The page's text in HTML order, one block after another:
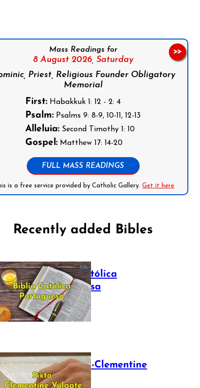
Mass Readings for
8 August 2026, Saturday
Priest, Religious Founder Obligatory
Memorial
First: Habakkuk 1: 12 - 2: 4
Psalm: Psalms 9: 8-9, 10-11, 12-13
Alleluia: Second Timothy 1: 10
Gospel: Matthew 17: 14-20
FULL MASS READINGS
is a free service provided by Catholic Gallery.Get it here
>>
Recently added Bibles
Bíblia Católica
Portuguesa
July 16, 2025
The Sixto-Clementine
Vulgate